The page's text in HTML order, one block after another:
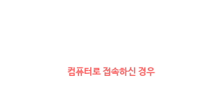
컴퓨터로 접속하신 경우